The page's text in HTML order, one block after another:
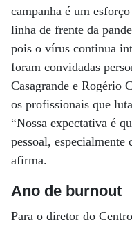
campanha é um
linha de frente da
pois o vírus continua
foram convidadas
Casagrande e Rogério
os profissionais que
“Nossa expectativa é
pessoal, especialmente
afirma.
Ano de burnout
Para o diretor do